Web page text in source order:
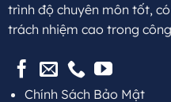
trình độ chuyên môn tốt,
trách nhiệm cao trong
Chính Sách Bảo Mật